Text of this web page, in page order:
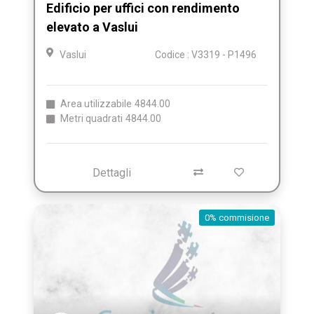
Edificio per uffici con rendimento
elevato a Vaslui
Vaslui Codice : V3319 - P1496
Area utilizzabile 4844.00
Metri quadrati 4844.00
Dettagli
0% commisione